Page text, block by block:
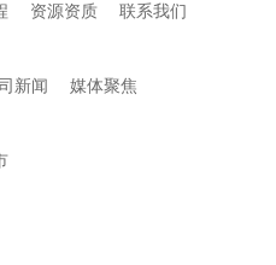
资源资质 联系我们
新闻 媒体聚焦